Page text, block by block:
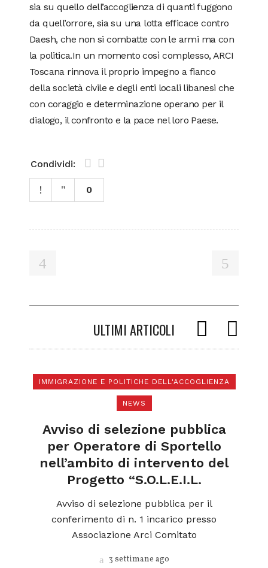
sia su quello dell’accoglienza di quanti fuggono
da quell’orrore, sia su una lotta efficace contro
Daesh, che non si combatte con le armi ma con
la politica.In un momento così complesso, ARCI
Toscana rinnova il proprio impegno a fianco
della società civile e degli enti locali libanesi che
con coraggio e determinazione operano per il
dialogo, il confronto e la pace nel loro Paese.
Condividi:
0
ULTIMI ARTICOLI
IMMIGRAZIONE E POLITICHE DELL'ACCOGLIENZA
NEWS
Avviso di selezione pubblica
per Operatore di Sportello
nell’ambito di intervento del
Progetto “S.O.L.E.I.L.
Avviso di selezione pubblica per il
conferimento di n. 1 incarico presso
Associazione Arci Comitato
3 settimane ago